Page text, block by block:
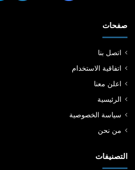
صفحات
اتصل بنا
اتفاقية الاستخدام
اعلن معنا
الرئيسية
سياسة الخصوصية
من نحن
التصنيفات